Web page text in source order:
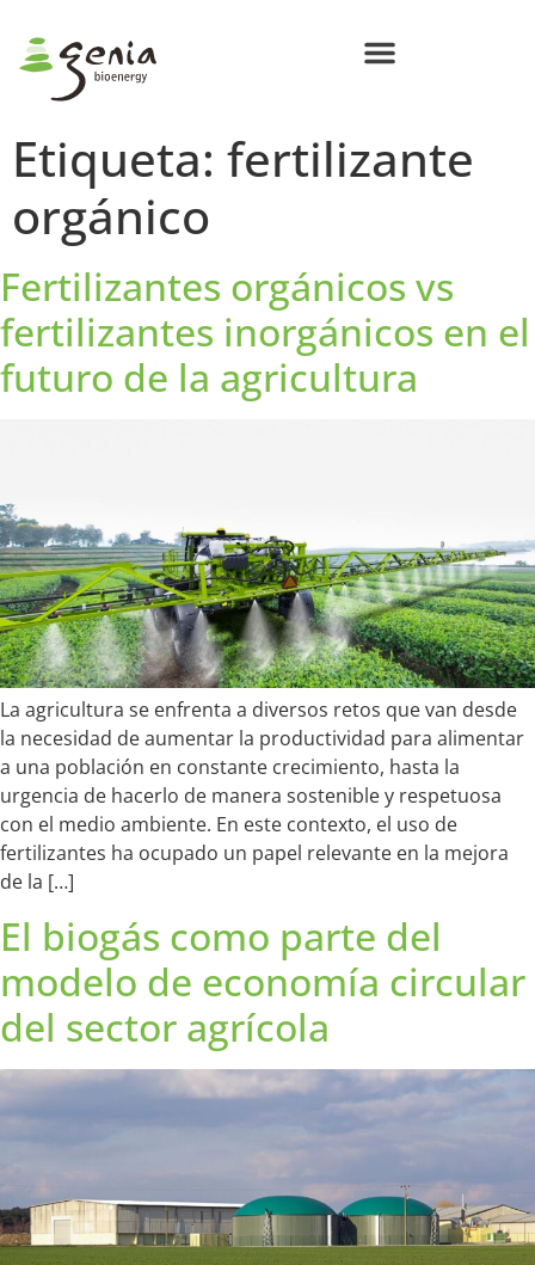
Etiqueta: fertilizante
orgánico
Fertilizantes orgánicos vs
fertilizantes inorgánicos en el
futuro de la agricultura
La agricultura se enfrenta a diversos retos que van desde
la necesidad de aumentar la productividad para alimentar
a una población en constante crecimiento, hasta la
urgencia de hacerlo de manera sostenible y respetuosa
con el medio ambiente. En este contexto, el uso de
fertilizantes ha ocupado un papel relevante en la mejora
de la […]
El biogás como parte del
modelo de economía circular
del sector agrícola